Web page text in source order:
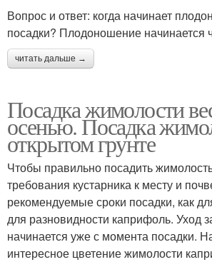
Вопрос и ответ: когда начинает
посадки? Плодоношение начинается
читать дальше →
Посадка жимолости
осенью. Посадка
открытом грунте
Чтобы правильно посадить
требования кустарника к месту и
рекомендуемые сроки посадки, как
для разновидности каприфоль. Уход
начинается уже с момента посадки.
интересное цветение жимолости